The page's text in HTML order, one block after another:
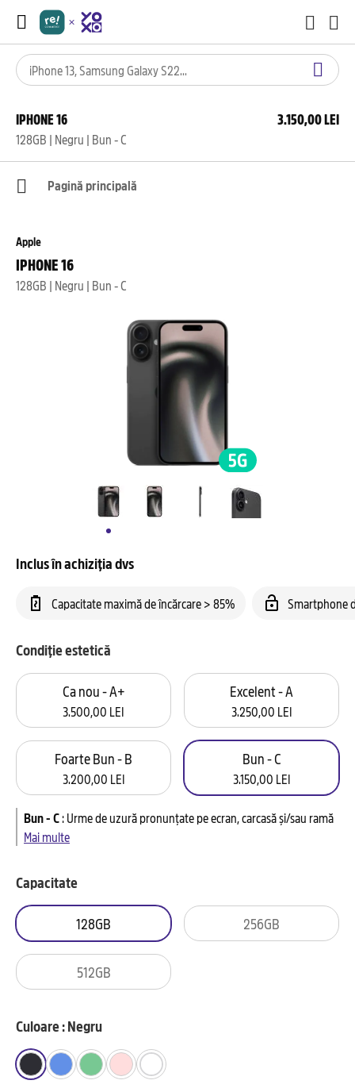
IPHONE 16
128GB | Negru | Bun - C
3.150,00 LEI
Pagină principală
Apple
IPHONE 16
128GB | Negru | Bun - C
Inclus în achiziția dvs
Capacitate maximă de încărcare > 85% Smartphone
Condiție estetică
Ca nou - A+
3.500,00 LEI
Excelent - A
3.250,00 LEI
Foarte Bun - B
3.200,00 LEI
Bun - C
3.150,00 LEI
Bun - C:Urme de uzură pronunțate pe ecran, carcasă și/sau ramă
Mai multe
Capacitate
128GB 256GB
512GB
Culoare : Negru